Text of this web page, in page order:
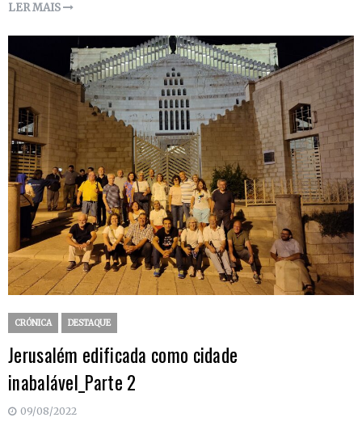
LER MAIS
CRÓNICA DESTAQUE
Jerusalém edificada como cidade
inabalável_Parte 2
09/08/2022